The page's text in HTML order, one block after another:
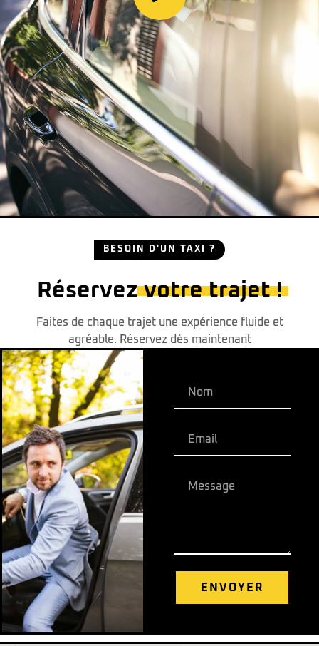
BESOIN D'UN TAXI ?
Réservez votre trajet !
Faites de chaque trajet une expérience fluide et
agréable. Réservez dès maintenant
ENVOYER